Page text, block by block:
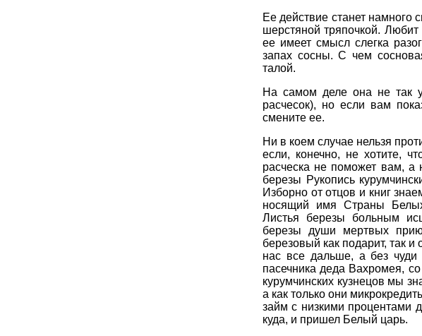
Ее действие станет намного
шерстяной тряпочкой. Любит
ее имеет смысл слегка
запах сосны. С чем
талой.
На самом деле она не так
расчесок), но если вам
смените ее.
Ни в коем случае нельзя
если, конечно, не хотите,
расческа не поможет вам, а
березы Рукопись
Изборно от отцов и книг
носящий имя Страны
Листья березы больным
березы души мертвых
березовый как подарит, так и
нас все дальше, а без
пасечника деда Вахромея,
курумчинских кузнецов мы
а как только они
займ с низкими процентами
куда, и пришел Белый царь.